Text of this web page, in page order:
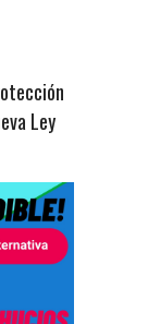
Ley